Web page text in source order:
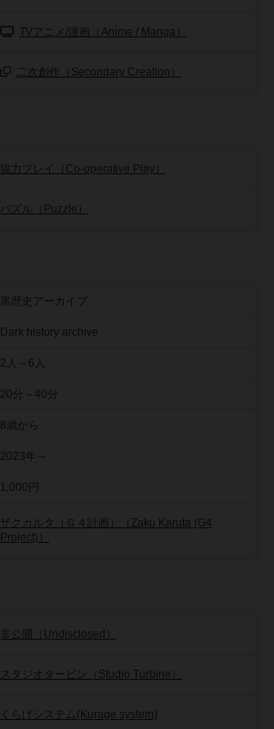
TVアニメ/漫画（Anime / Manga）
二次創作（Secondary Creation）
協力プレイ（Co-operative Play）
パズル（Puzzle）
黒歴史アーカイブ
Dark history archive
2人～6人
20分～40分
8歳から
2023年～
1,000円
ザクカルタ（Ｇ４計画）（Zaku Karuta (G4
Project)）
非公開（Undisclosed）
スタジオタービン（Studio Turbine）
くらげシステム(Kurage system)